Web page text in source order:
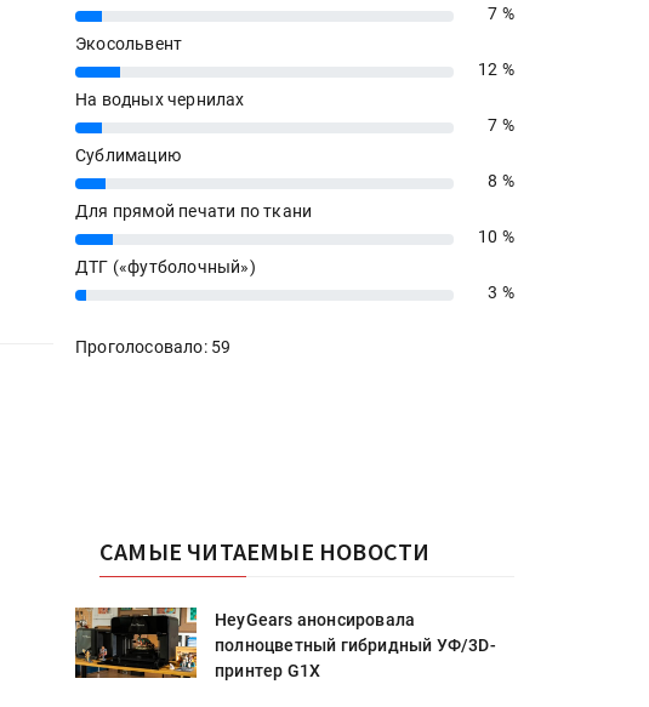
7%
7 %
Экосольвент
12%
12 %
На водных чернилах
7%
7 %
Сублимацию
8%
8 %
Для прямой печати по ткани
10%
10 %
ДТГ («футболочный»)
3% 3 %
Проголосовало: 59
САМЫЕ ЧИТАЕМЫЕ НОВОСТИ
HeyGears анонсировала
полноцветный гибридный УФ/3D-
принтер G1X